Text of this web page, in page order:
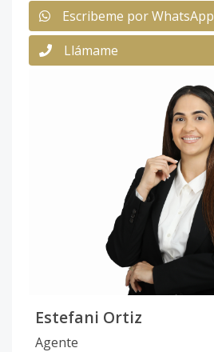
Escribeme por WhatsApp
Llámame
Estefani Ortiz
Agente